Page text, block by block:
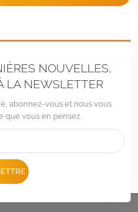
NOUVELLES,
LA NEWSLETTER
abonnez-vous et nous vous
que vous en pensez.